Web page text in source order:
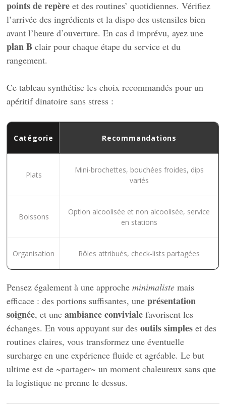
points de repère et des routines’ quotidiennes. Vérifiez
l’arrivée des ingrédients et la dispo des ustensiles bien
avant l’heure d’ouverture. En cas d imprévu, ayez une
plan B clair pour chaque étape du service et du
rangement.
Ce tableau synthétise les choix recommandés pour un
apéritif dinatoire sans stress :
Catégorie Recommandations
Plats
Mini-brochettes, bouchées froides, dips
variés
Boissons
Option alcoolisée et non alcoolisée, service
en stations
Organisation Rôles attribués, check-lists partagées
Pensez également à une approcheminimaliste mais
efficace : des portions suffisantes, uneprésentation
soignée, et uneambiance conviviale favorisent les
échanges. En vous appuyant sur desoutils simples et des
routines claires, vous transformez une éventuelle
surcharge en une expérience fluide et agréable. Le but
ultime est de ~partager~ un moment chaleureux sans que
la logistique ne prenne le dessus.